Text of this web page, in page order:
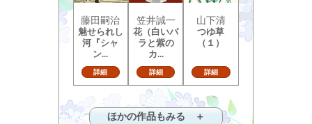
藤田嗣治
魅せられし
河『シャ
ン...
詳細
笠井誠一
花（白いバ
ラと紫の
カ...
詳細
山下清
つゆ草
（１）
詳細
ほかの作品もみる ＋